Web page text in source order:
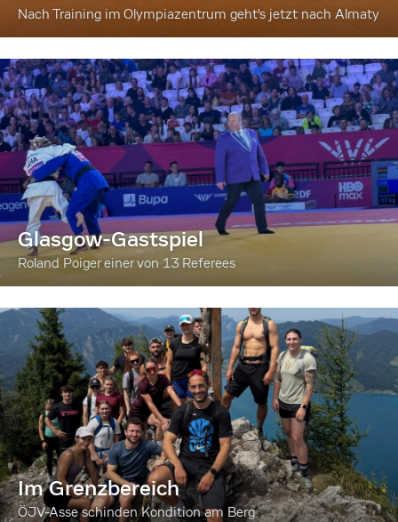
Nach Training im Olympiazentrum geht's jetzt nach Almaty
Glasgow-Gastspiel
Roland Poiger einer von 13 Referees
Im Grenzbereich
ÖJV-Asse schinden Kondition am Berg